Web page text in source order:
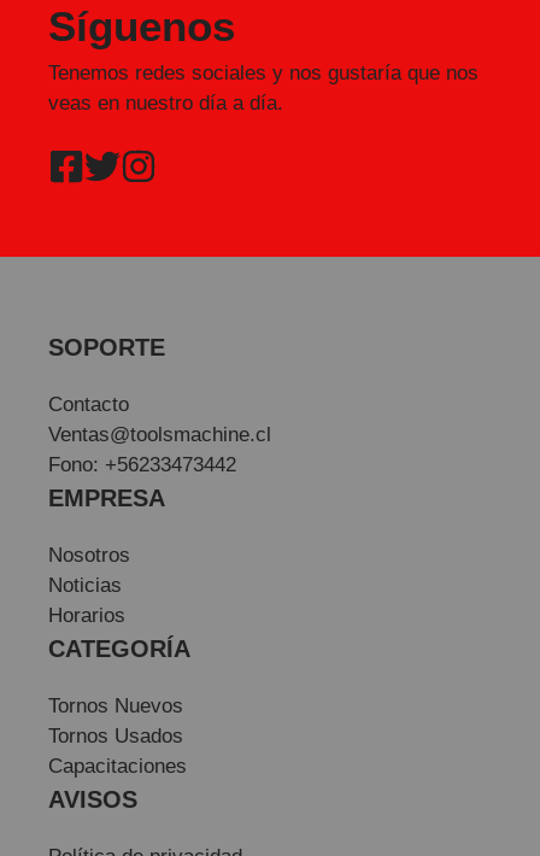
Síguenos
Tenemos redes sociales y nos gustaría que nos
veas en nuestro día a día.
SOPORTE
Contacto
Ventas@toolsmachine.cl
Fono: +56233473442
EMPRESA
Nosotros
Noticias
Horarios
CATEGORÍA
Tornos Nuevos
Tornos Usados
Capacitaciones
AVISOS